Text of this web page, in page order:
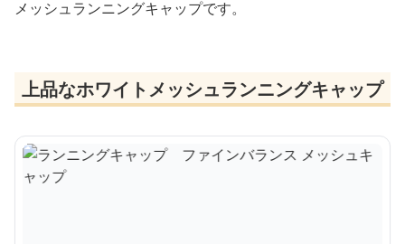
メッシュランニングキャップです。
上品なホワイトメッシュランニングキャップ